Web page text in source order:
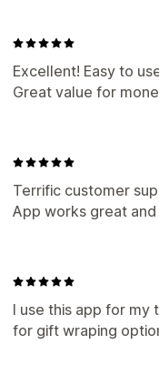
Excellent! Easy to
Great value for
Terrific customer
App works great
I use this app for my
for gift wraping